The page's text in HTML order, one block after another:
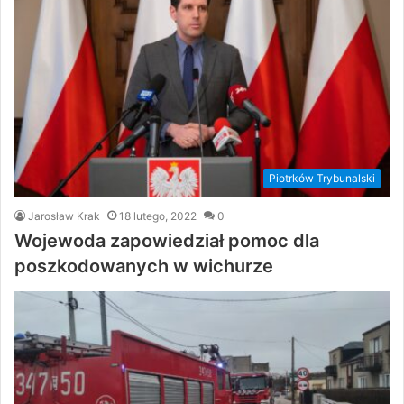
Piotrków Trybunalski
Jarosław Krak 18 lutego, 2022 0
Wojewoda zapowiedział pomoc dla
poszkodowanych w wichurze